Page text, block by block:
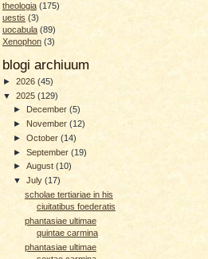
theologia (175)
uestis (3)
uocabula (89)
Xenophon (3)
blogi archiuum
► 2026 (45)
▼ 2025 (129)
►
December(5)
►November(12)
►October(14)
►September(19)
►August(10)
▼July(17)
scholae tertiariae in his
ciuitatibus foederatis
phantasiae ultimae
quintae carmina
phantasiae ultimae